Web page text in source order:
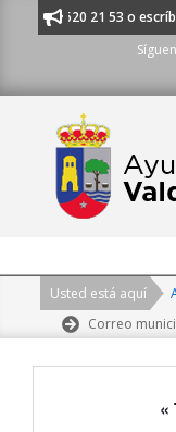
al 91 620 21 53 o
Navigation
Usted está aquí
Correo
«